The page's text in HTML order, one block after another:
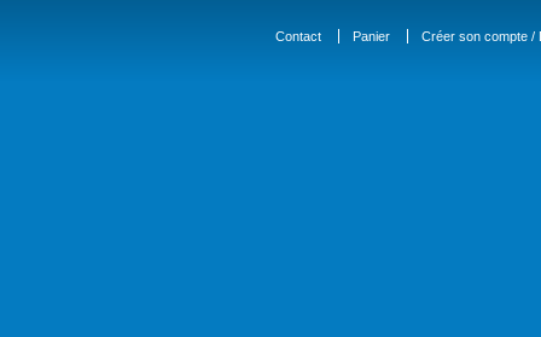
Contact Panier Créer son compte /